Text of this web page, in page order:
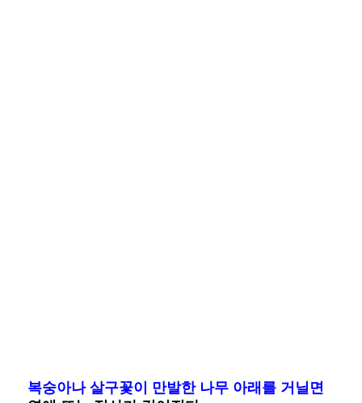
복숭아나 살구꽃이 만발한 나무 아래를 거닐면